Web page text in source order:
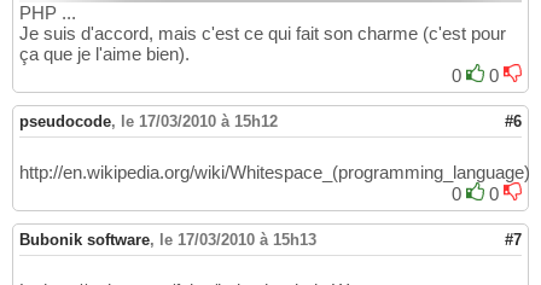
PHP ...
Je suis d'accord, mais c'est ce qui fait son charme (c'est pour
ça que je l'aime bien).
0
0
pseudocode, le 17/03/2010 à 15h12 #6
http://en.wikipedia.org/wiki/Whitespace_(programming_language)
0
0
Bubonik software, le 17/03/2010 à 15h13 #7